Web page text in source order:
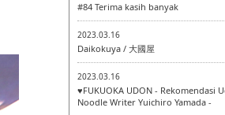
#84 Terima kasih banyak
2023.03.16
Daikokuya / 大國屋
2023.03.16
♥FUKUOKA UDON - Rekomendasi
Noodle Writer Yuichiro Yamada -